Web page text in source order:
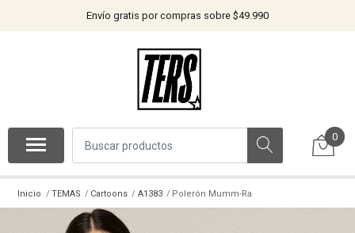
Envío gratis por compras sobre $49.990
0
Inicio TEMAS Cartoons A1383 Polerón Mumm-Ra